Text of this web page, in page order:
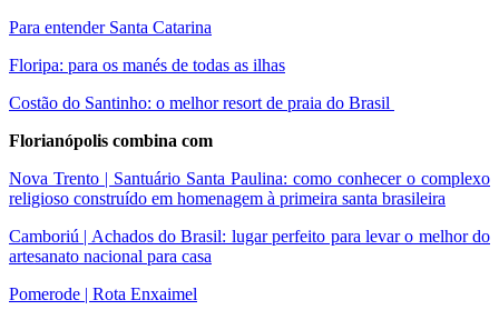
Para entender Santa Catarina
Floripa: para os manés de todas as ilhas
Costão do Santinho: o melhor resort de praia do Brasil
Florianópolis combina com
Nova Trento | Santuário Santa Paulina: como conhecer o complexo
religioso construído em homenagem à primeira santa brasileira
Camboriú | Achados do Brasil: lugar perfeito para levar o melhor do
artesanato nacional para casa
Pomerode | Rota Enxaimel